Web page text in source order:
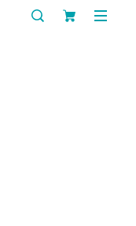
показать